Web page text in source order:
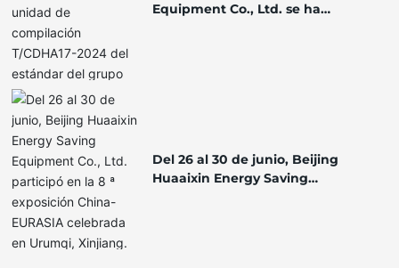
Equipment Co., Ltd. se ha
Del 26 al 30 de junio, Beijing
Huaaixin Energy Saving